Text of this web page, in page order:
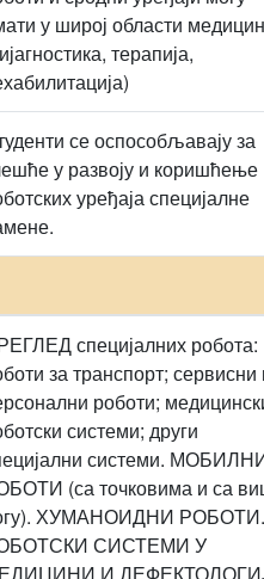
у широј области
терапија,
се оспособљавају за
у развоју и коришћење
уређаја специјалне
специјалних робота:
за транспорт; сервисни
роботи;
системи; други
системи.
(са точковима и са
ХУМАНОИДНИ РОБОТИ.
СИСТЕМИ У